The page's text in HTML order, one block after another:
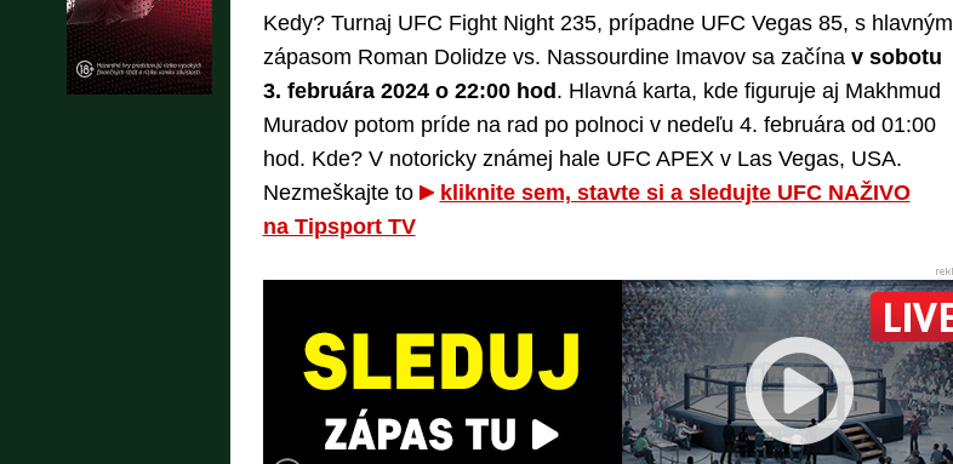
Kedy? Turnaj UFC Fight Night 235, prípadne UFC Vegas 85, s hlavným
zápasom Roman Dolidze vs. Nassourdine Imavov sa začína v sobotu
3. februára 2024 o 22:00 hod . Hlavná karta, kde figuruje aj Makhmud
Muradov potom príde na rad po polnoci v nedeľu 4. februára od 01:00
hod. Kde? V notoricky známej hale UFC APEX v Las Vegas, USA.
Nezmeškajte to
kliknite sem, stavte si a sledujte UFC NAŽIVO
na Tipsport TV